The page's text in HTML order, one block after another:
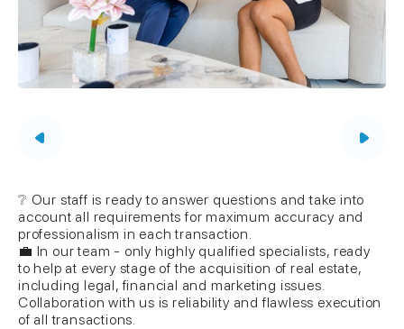
❔ Our staff is ready to answer questions and take into
account all requirements for maximum accuracy and
professionalism in each transaction.
💼 In our team - only highly qualified specialists, ready
to help at every stage of the acquisition of real estate,
including legal, financial and marketing issues.
Collaboration with us is reliability and flawless execution
of all transactions.